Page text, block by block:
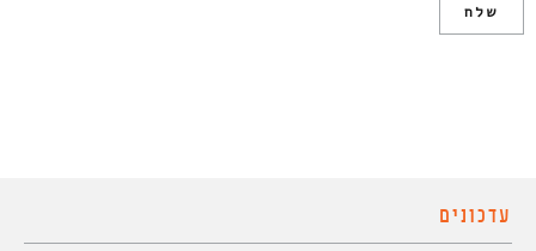
עדכונים